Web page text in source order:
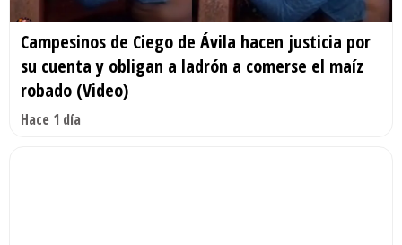
Campesinos de Ciego de Ávila hacen justicia por
su cuenta y obligan a ladrón a comerse el maíz
robado (Video)
Hace 1 día